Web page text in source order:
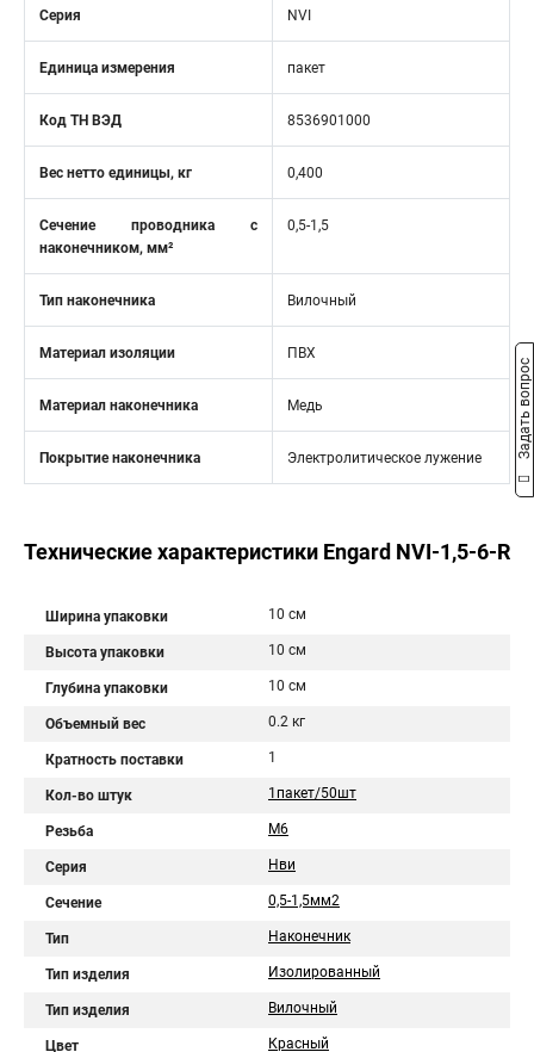
Серия NVI
Единица измерения пакет
Код ТН ВЭД 8536901000
Вес нетто единицы, кг 0,400
Сечение проводника с
наконечником, мм²
0,5-1,5
Тип наконечника Вилочный
Материал изоляции ПВХ
Материал наконечника Медь
Покрытие наконечника Электролитическое лужение
Технические характеристики Engard NVI-1,5-6-R
Ширина упаковки 10 см
Высота упаковки 10 см
Глубина упаковки 10 см
Объемный вес 0.2 кг
Кратность поставки 1
Кол-во штук 1пакет/50шт
Резьба М6
Серия Нви
Сечение 0,5-1,5мм2
Тип Наконечник
Тип изделия Изолированный
Тип изделия Вилочный
Цвет Красный
Задать вопрос